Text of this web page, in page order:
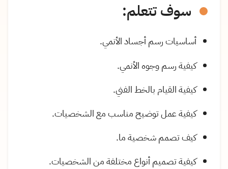
سوف تتعلم:
أساسيات رسم أجساد الأنمي.
كيفية رسم وجوه الأنمي.
كيفية القيام بالخط الفني.
كيفية عمل توضيح مناسب مع الشخصيات.
كيف تصمم شخصية ما.
كيفية تصميم أنواع مختلفة من الشخصيات.